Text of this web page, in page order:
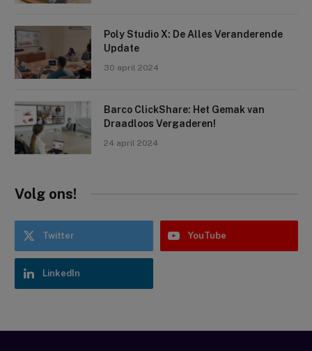
Poly Studio X: De Alles Veranderende
Update
30 april 2024
Barco ClickShare: Het Gemak van
Draadloos Vergaderen!
24 april 2024
Volg ons!
Twitter YouTube
LinkedIn